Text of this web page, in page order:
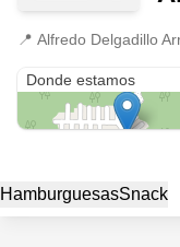
📍 Alfredo Delgadillo
Donde estamos
HamburguesasSnack